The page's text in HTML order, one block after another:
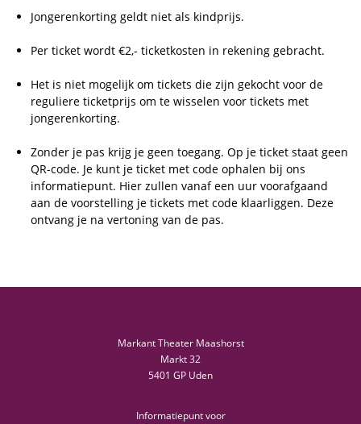
Jongerenkorting geldt niet als kindprijs.
Per ticket wordt €2,- ticketkosten in rekening gebracht.
Het is niet mogelijk om tickets die zijn gekocht voor de
reguliere ticketprijs om te wisselen voor tickets met
jongerenkorting.
Zonder je pas krijg je geen toegang. Op je ticket staat geen
QR-code. Je kunt je ticket met code ophalen bij ons
informatiepunt. Hier zullen vanaf een uur voorafgaand
aan de voorstelling je tickets met code klaarliggen. Deze
ontvang je na vertoning van de pas.
Markant Theater Maashorst
Markt 32
5401 GP Uden
Informatiepunt voor